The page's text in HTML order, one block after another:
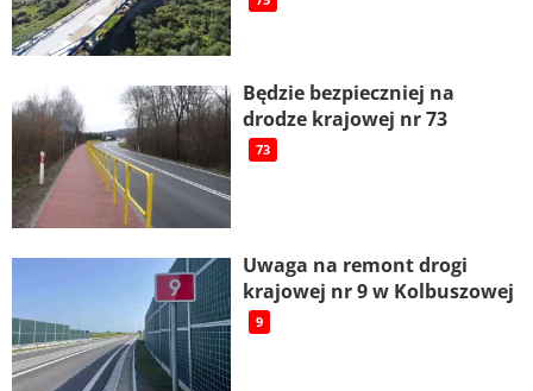
Będzie bezpieczniej na
drodze krajowej nr 73
73
Uwaga na remont drogi
krajowej nr 9 w Kolbuszowej
9